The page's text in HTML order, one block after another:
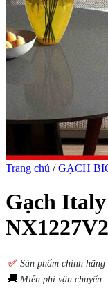
Trang chủ / GẠCH
Gạch Italy
✅ Sản phẩm chính
🚚 Miễn phí vận chuyển .